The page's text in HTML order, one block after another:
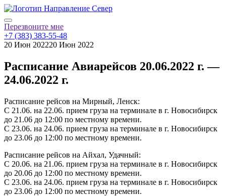
Перезвоните мне
+7 (383) 383-55-48
20 Июн 202220 Июн 2022
Расписание Авиарейсов 20.06.2022 г. —
24.06.2022 г.
Расписание рейсов на Мирный, Ленск:
С 21.06. на 22.06. прием груза на терминале в г. Новосибирск
до 21.06 до 12:00 по местному времени.
С 23.06. на 24.06. прием груза на терминале в г. Новосибирск
до 23.06 до 12:00 по местному времени.
Расписание рейсов на Айхал, Удачный:
С 20.06. на 21.06. прием груза на терминале в г. Новосибирск
до 20.06 до 12:00 по местному времени.
С 23.06. на 24.06. прием груза на терминале в г. Новосибирск
до 23.06 до 12:00 по местному времени.